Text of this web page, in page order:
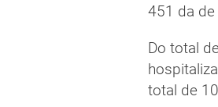
451 da de
Do total
total de